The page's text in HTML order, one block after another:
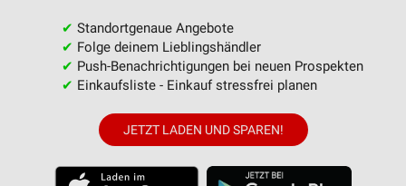
✔ Standortgenaue Angebote
✔ Folge deinem Lieblingshändler
✔ Push-Benachrichtigungen bei neuen Prospekten
✔ Einkaufsliste - Einkauf stressfrei planen
JETZT LADEN UND SPAREN!